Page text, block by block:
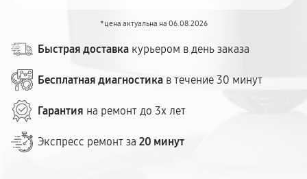
*цена актуальна на 06.08.2026
Быстрая доставка курьером в день заказа
Бесплатная диагностика в течение 30 минут
Гарантия на ремонт до 3х лет
Экспресс ремонт за 20 минут